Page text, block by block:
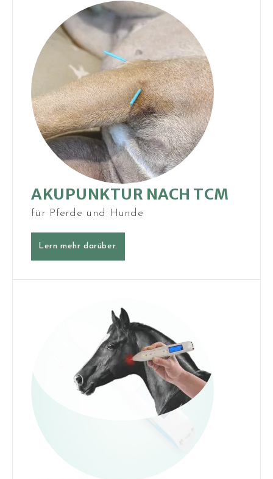
AKUPUNKTUR NACH TCM
für Pferde und Hunde
Lern mehr darüber.